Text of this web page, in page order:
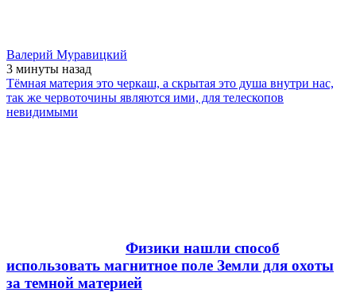
Валерий Муравицкий
3 минуты назад
Тёмная материя это черкаш, а скрытая это душа внутри нас,
так же червоточины являются ими, для телескопов
невидимыми
Физики нашли способ
использовать магнитное поле Земли для охоты
за темной материей